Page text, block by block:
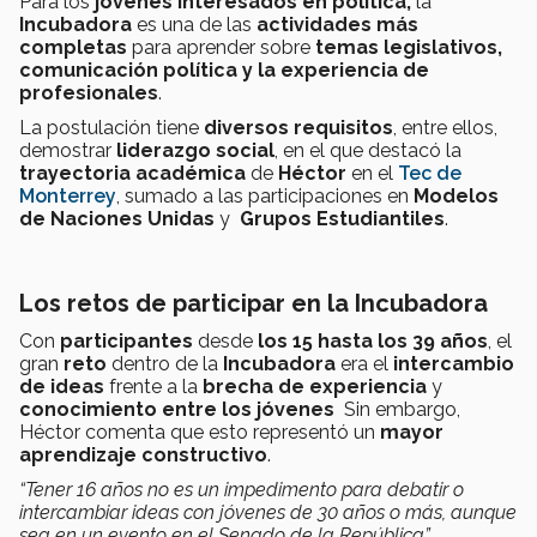
Incubadora es una de las actividades más
completas para aprender sobre temas legislativos,
comunicación política y la experiencia de
profesionales.
La postulación tiene diversos requisitos, entre ellos,
demostrar liderazgo social, en el que destacó la
trayectoria académica de Héctor en el Tec de
Monterrey, sumado a las participaciones en Modelos
de Naciones Unidas y Grupos Estudiantiles.
Los retos de participar en la Incubadora
Con participantes desde los 15 hasta los 39 años, el
gran reto dentro de la Incubadora era el intercambio
de ideas frente a la brecha de experiencia y
conocimiento entre los jóvenes Sin embargo,
Héctor comenta que esto representó un mayor
aprendizaje constructivo.
“Tener 16 años no es un impedimento para debatir o
intercambiar ideas con jóvenes de 30 años o más, aunque